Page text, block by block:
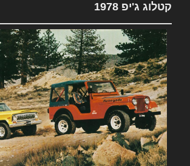
קטלוג ג'יפ 1978